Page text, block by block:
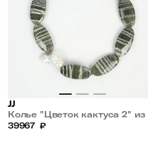
JJ
Колье "Цветок кактуса 2" из
жемчуга и хризотила
39967 ₽